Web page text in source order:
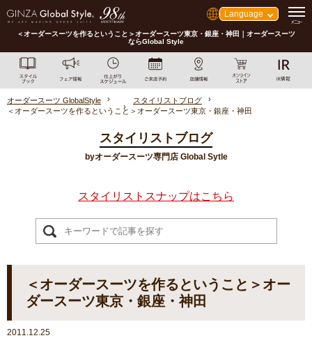
Language
＜オーダースーツを作るということ＞オーダースーツ東京・銀座・神田｜オーダースーツ
ならGlobal Style
オーダースーツ GlobalStyle
スタイリストブログ
＜オーダースーツを作るということ＞オーダースーツ東京・銀座・神田
スタイリストブログ
byオーダースーツ専門店 Global Sytle
スタイリストスナップはこちら
＜オーダースーツを作るということ＞オー
ダースーツ東京・銀座・神田
2011.12.25